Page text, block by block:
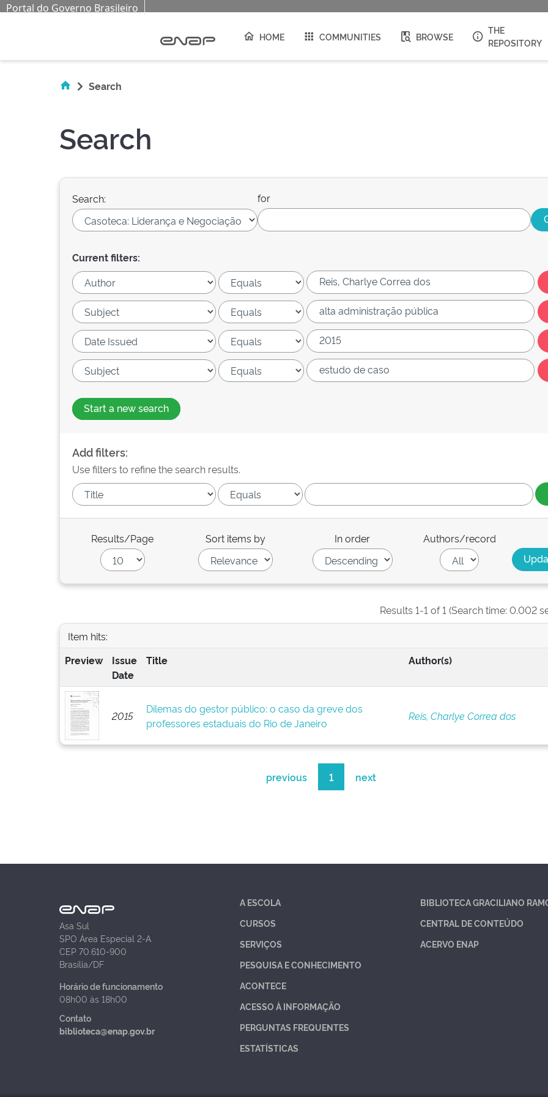
Portal do Governo Brasileiro
HOME COMMUNITIES BROWSE
THE
REPOSITORY
Search
Search
Search: for
Current filters:
Start a new search
Add filters:
Use filters to refine the search results.
Results/Page Sort items by In order Authors/record
Results 1-1 of 1 (Search time: 0.002
Item hits:
Preview
Issue
Date
Title Author(s)
2015
Dilemas do gestor público: o caso da greve dos
professores estaduais do Rio de Janeiro
Reis, Charlye Correa dos
previous 1 next
Asa Sul
SPO Área Especial 2-A
CEP 70.610-900
Brasília/DF
Horário de funcionamento
08h00 às 18h00
Contato
biblioteca@enap.gov.br
A ESCOLA
CURSOS
SERVIÇOS
PESQUISA E CONHECIMENTO
ACONTECE
ACESSO À INFORMAÇÃO
PERGUNTAS FREQUENTES
ESTATÍSTICAS
BIBLIOTECA GRACILIANO
CENTRAL DE CONTEÚDO
ACERVO ENAP